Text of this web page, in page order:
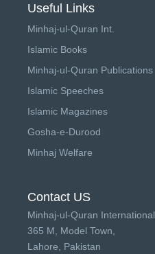
Useful Links
Minhaj-ul-Quran Int.
Islamic Books
Minhaj-ul-Quran Publications
Islamic Speeches
Islamic Magazines
Gosha-e-Durood
Minhaj Welfare
Contact US
Minhaj-ul-Quran International
365 M, Model Town,
Lahore, Pakistan